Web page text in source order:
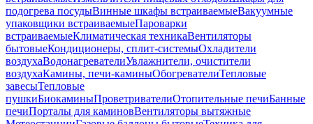
подогрева посудыВинные шкафы встраиваемыеВакуумные
упаковщики встраиваемыеПароварки
встраиваемыеКлиматическая техникаВентиляторы
бытовыеКондиционеры, сплит-системыОхладители
воздухаВодонагревателиУвлажнители, очистители
воздухаКамины, печи-каминыОбогревателиТепловые
завесыТепловые
пушкиБиокаминыПроветривателиОтопительные печиБанные
печиПорталы для каминовВентиляторы вытяжные